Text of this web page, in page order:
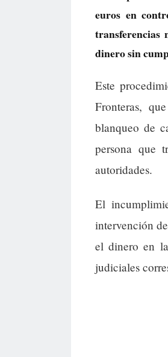
euros en
transferencias
dinero sin
Este
Fronteras,
blanqueo de
persona que
autoridades.
El
intervención
el dinero en
judiciales